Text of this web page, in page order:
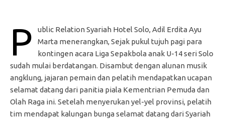
P
ublic Relation Syariah Hotel Solo, Adil Erdita Ayu
Marta menerangkan, Sejak pukul tujuh pagi para
kontingen acara Liga Sepakbola anak U-14 seri Solo
sudah mulai berdatangan. Disambut dengan alunan musik
angklung, jajaran pemain dan pelatih mendapatkan ucapan
selamat datang dari panitia piala Kementrian Pemuda dan
Olah Raga ini. Setelah menyerukan yel-yel provinsi, pelatih
tim mendapat kalungan bunga selamat datang dari Syariah